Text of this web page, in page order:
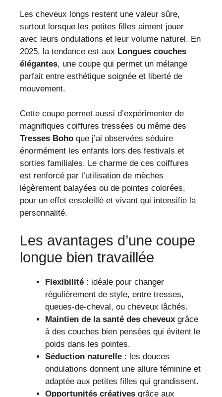
Les cheveux longs restent une valeur sûre,
surtout lorsque les petites filles aiment jouer
avec leurs ondulations et leur volume naturel. En
2025, la tendance est aux Longues couches
élégantes, une coupe qui permet un mélange
parfait entre esthétique soignée et liberté de
mouvement.
Cette coupe permet aussi d’expérimenter de
magnifiques coiffures tressées ou même des
Tresses Boho que j’ai observées séduire
énormément les enfants lors des festivals et
sorties familiales. Le charme de ces coiffures
est renforcé par l’utilisation de mèches
légèrement balayées ou de pointes colorées,
pour un effet ensoleillé et vivant qui intensifie la
personnalité.
Les avantages d’une coupe
longue bien travaillée
Flexibilité : idéale pour changer
régulièrement de style, entre tresses,
queues-de-cheval, ou cheveux lâchés.
Maintien de la santé des cheveux grâce
à des couches bien pensées qui évitent le
poids dans les pointes.
Séduction naturelle : les douces
ondulations donnent une allure féminine et
adaptée aux petites filles qui grandissent.
Opportunités créatives grâce aux